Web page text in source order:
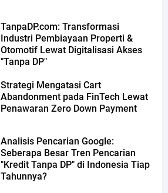
TanpaDP.com: Transformasi
Industri Pembiayaan Properti &
Otomotif Lewat Digitalisasi Akses
"Tanpa DP"
Strategi Mengatasi Cart
Abandonment pada FinTech Lewat
Penawaran Zero Down Payment
Analisis Pencarian Google:
Seberapa Besar Tren Pencarian
"Kredit Tanpa DP" di Indonesia Tiap
Tahunnya?